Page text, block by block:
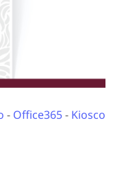
- Office365- Kiosco